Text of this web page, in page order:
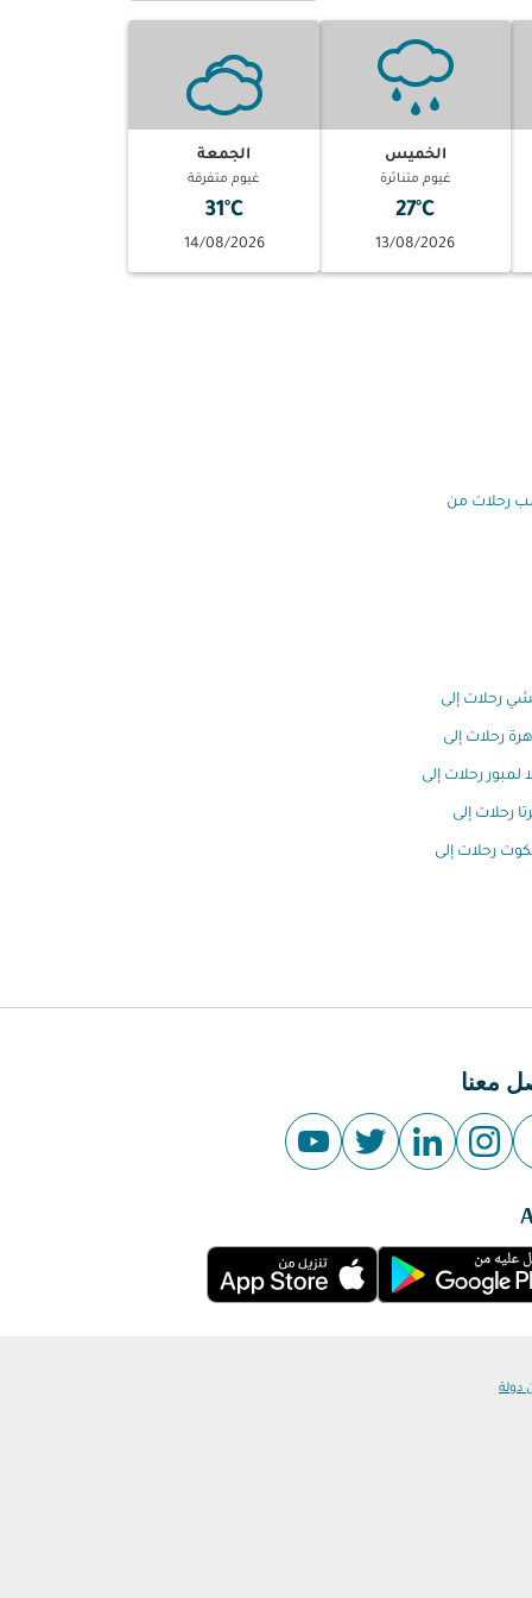
الخميس
غيوم متناثرة
27°C
13/08/2026
الجمعة
غيوم متفرقة
31°C
14/08/2026
رحلات من
رحلات إلى
رحلات إلى
لمبور رحلات إلى
رحلات إلى
رحلات إلى
معنا
دولة